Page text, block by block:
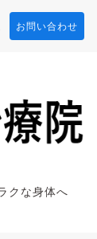
お問い合わせ
クな身体へ